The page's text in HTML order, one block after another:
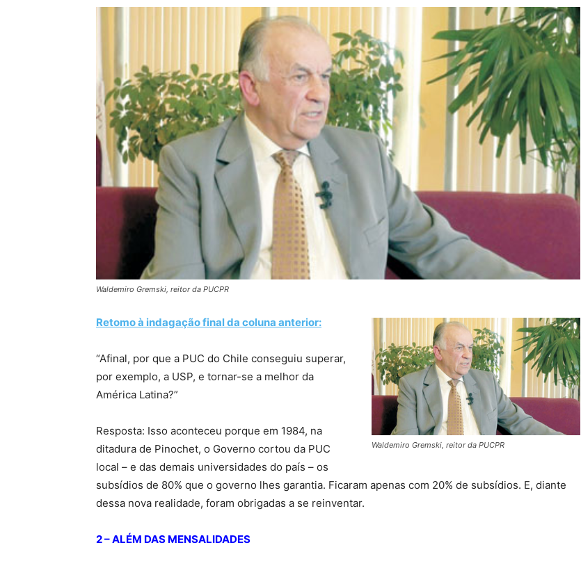
Waldemiro Gremski, reitor da PUCPR
Waldemiro Gremski, reitor da PUCPR
Retomo à indagação final da coluna anterior:
“Afinal, por que a PUC do Chile conseguiu superar,
por exemplo, a USP, e tornar-se a melhor da
América Latina?”
Resposta: Isso aconteceu porque em 1984, na
ditadura de Pinochet, o Governo cortou da PUC
local – e das demais universidades do país – os
subsídios de 80% que o governo lhes garantia. Ficaram apenas com 20% de subsídios. E, diante
dessa nova realidade, foram obrigadas a se reinventar.
2 – ALÉM DAS MENSALIDADES